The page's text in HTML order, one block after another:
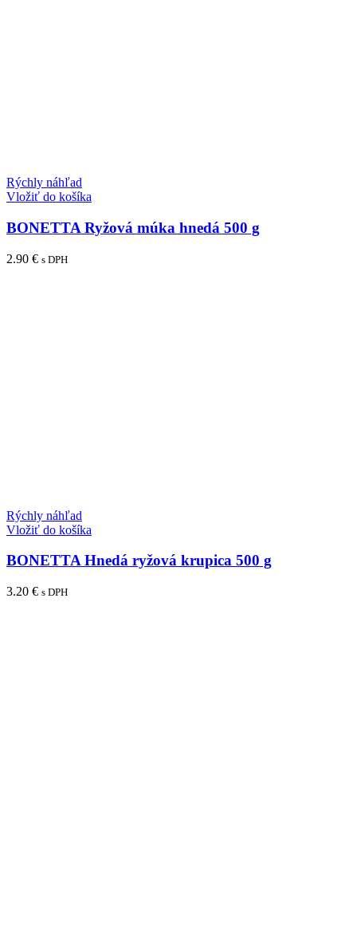
Rýchly náhľad
Vložiť do košíka
BONETTA Ryžová múka hnedá 500 g
2.90 € s DPH
Rýchly náhľad
Vložiť do košíka
BONETTA Hnedá ryžová krupica 500 g
3.20 € s DPH